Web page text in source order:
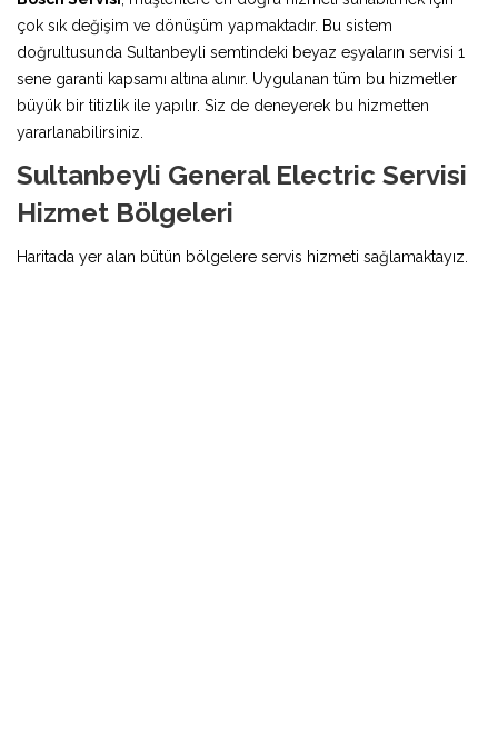
çok sık değişim ve dönüşüm yapmaktadır. Bu sistem
doğrultusunda Sultanbeyli semtindeki beyaz eşyaların servisi 1
sene garanti kapsamı altına alınır. Uygulanan tüm bu hizmetler
büyük bir titizlik ile yapılır. Siz de deneyerek bu hizmetten
yararlanabilirsiniz.
Sultanbeyli General Electric Servisi
Hizmet Bölgeleri
Haritada yer alan bütün bölgelere servis hizmeti sağlamaktayız.